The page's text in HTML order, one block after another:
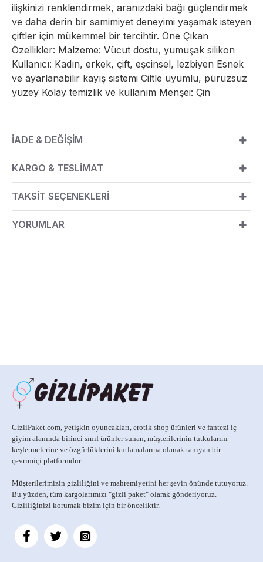
ilişkinizi renklendirmek, aranızdaki bağı güçlendirmek
ve daha derin bir samimiyet deneyimi yaşamak isteyen
çiftler için mükemmel bir tercihtir. Öne Çıkan
Özellikler: Malzeme: Vücut dostu, yumuşak silikon
Kullanıcı: Kadın, erkek, çift, eşcinsel, lezbiyen Esnek
ve ayarlanabilir kayış sistemi Ciltle uyumlu, pürüzsüz
yüzey Kolay temizlik ve kullanım Menşei: Çin
İADE & DEĞİŞİM
KARGO & TESLİMAT
TAKSİT SEÇENEKLERİ
YORUMLAR
GizliPaket.com, yetişkin oyuncakları, erotik shop ürünleri ve fantezi iç
giyim alanında birinci sınıf ürünler sunan, müşterilerinin tutkularını
keşfetmelerine ve özgürlüklerini kutlamalarına olanak tanıyan bir
çevrimiçi platformdur.
Müşterilerimizin gizliliğini ve mahremiyetini her şeyin önünde tutuyoruz.
Bu yüzden, tüm kargolarımızı "gizli paket" olarak gönderiyoruz.
Gizliliğinizi korumak bizim için bir önceliktir.